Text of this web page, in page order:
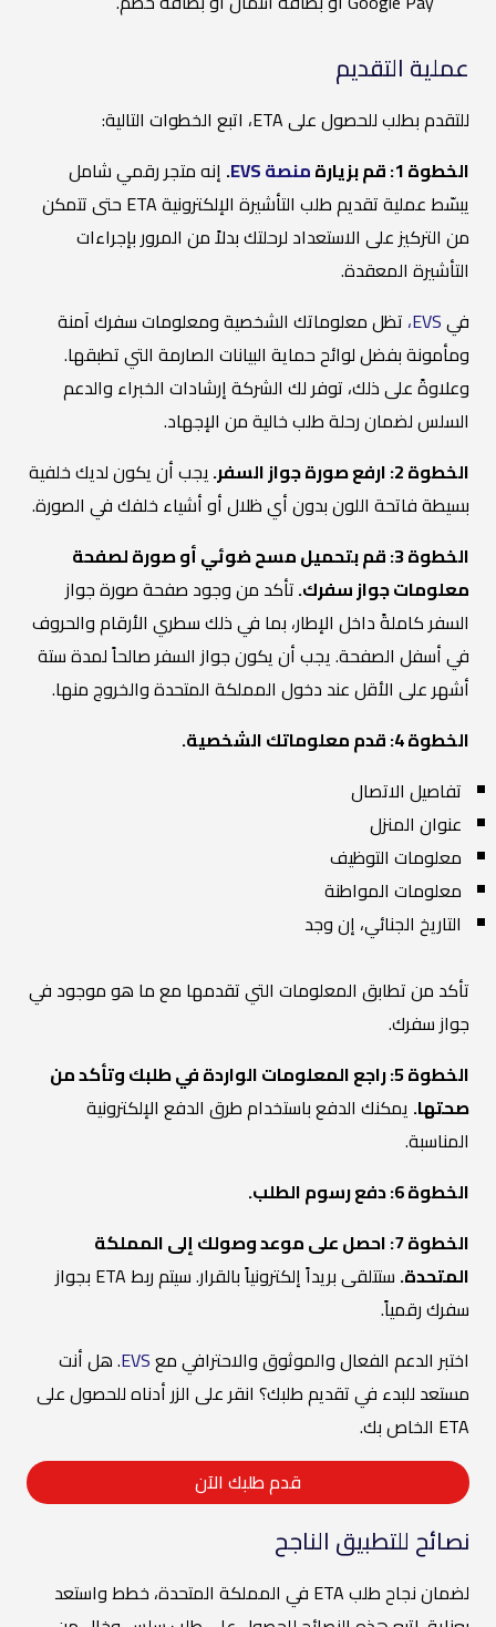
عملية التقديم
للتقدم بطلب للحصول على ETA، اتبع الخطوات التالية:
الخطوة 1: قم بزيارة
منصة EVS . إنه متجر رقمي شامل
يبسّط عملية تقديم طلب التأشيرة الإلكترونية ETA حتى تتمكن
من التركيز على الاستعداد لرحلتك بدلاً من المرور بإجراءات
التأشيرة المعقدة.
فيEVS، تظل معلوماتك الشخصية ومعلومات سفرك آمنة
ومأمونة بفضل لوائح حماية البيانات الصارمة التي تطبقها.
وعلاوةً على ذلك، توفر لك الشركة إرشادات الخبراء والدعم
السلس لضمان رحلة طلب خالية من الإجهاد.
الخطوة 2: ارفع صورة جواز السفر.
يجب أن يكون لديك خلفية
بسيطة فاتحة اللون بدون أي ظلال أو أشياء خلفك في الصورة.
الخطوة 3: قم بتحميل مسح ضوئي أو صورة لصفحة
معلومات جواز سفرك.تأكد من وجود صفحة صورة جواز
السفر كاملةً داخل الإطار، بما في ذلك سطري الأرقام والحروف
في أسفل الصفحة. يجب أن يكون جواز السفر صالحاً لمدة ستة
أشهر على الأقل عند دخول المملكة المتحدة والخروج منها.
الخطوة 4: قدم معلوماتك الشخصية.
تفاصيل الاتصال
عنوان المنزل
معلومات التوظيف
معلومات المواطنة
التاريخ الجنائي، إن وجد
تأكد من تطابق المعلومات التي تقدمها مع ما هو موجود في
جواز سفرك.
الخطوة 5: راجع المعلومات الواردة في طلبك وتأكد من
صحتها. يمكنك الدفع باستخدام طرق الدفع الإلكترونية
المناسبة.
الخطوة 6: دفع رسوم الطلب.
الخطوة 7: احصل على موعد وصولك إلى المملكة
المتحدة.
ستتلقى بريداً إلكترونياً بالقرار. سيتم ربط ETA بجواز
سفرك رقمياً.
اختبر الدعم الفعال والموثوق والاحترافي معEVS. هل أنت
مستعد للبدء في تقديم طلبك؟ انقر على الزر أدناه للحصول على
ETA الخاص بك.
قدم طلبك الآن
نصائح للتطبيق الناجح
لضمان نجاح طلب ETA في المملكة المتحدة، خطط واستعد